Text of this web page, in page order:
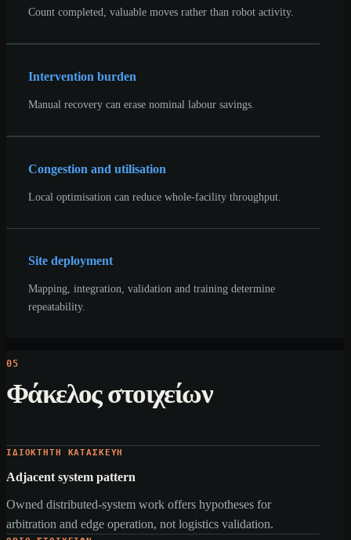
Count completed, valuable moves rather than robot activity.
Intervention burden
Manual recovery can erase nominal labour savings.
Congestion and utilisation
Local optimisation can reduce whole-facility throughput.
Site deployment
Mapping, integration, validation and training determine
repeatability.
05
Φάκελος στοιχείων
ΙΔΙΌΚΤΗΤΗ ΚΑΤΑΣΚΕΥΉ
Adjacent system pattern
Owned distributed-system work offers hypotheses for
arbitration and edge operation, not logistics validation.